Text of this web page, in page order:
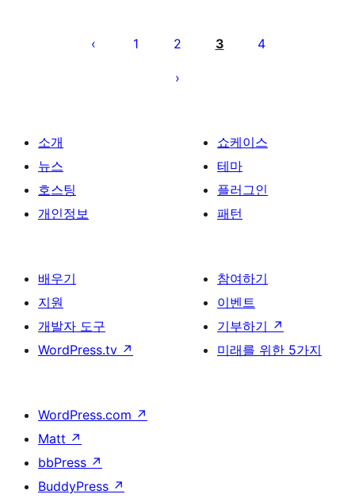
1 2 3 4
소개
뉴스
호스팅
개인정보
쇼케이스
테마
플러그인
패턴
배우기
지원
개발자 도구
WordPress.tv ↗
참여하기
이벤트
기부하기 ↗
미래를 위한 5가지
WordPress.com ↗
Matt ↗
bbPress ↗
BuddyPress ↗